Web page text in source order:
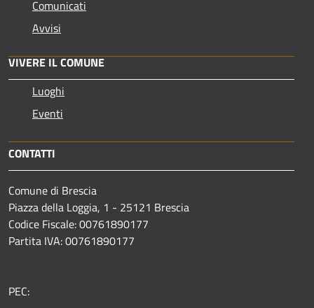
Comunicati
Avvisi
VIVERE IL COMUNE
Luoghi
Eventi
CONTATTI
Comune di Brescia
Piazza della Loggia, 1 - 25121 Brescia
Codice Fiscale: 00761890177
Partita IVA: 00761890177
PEC: